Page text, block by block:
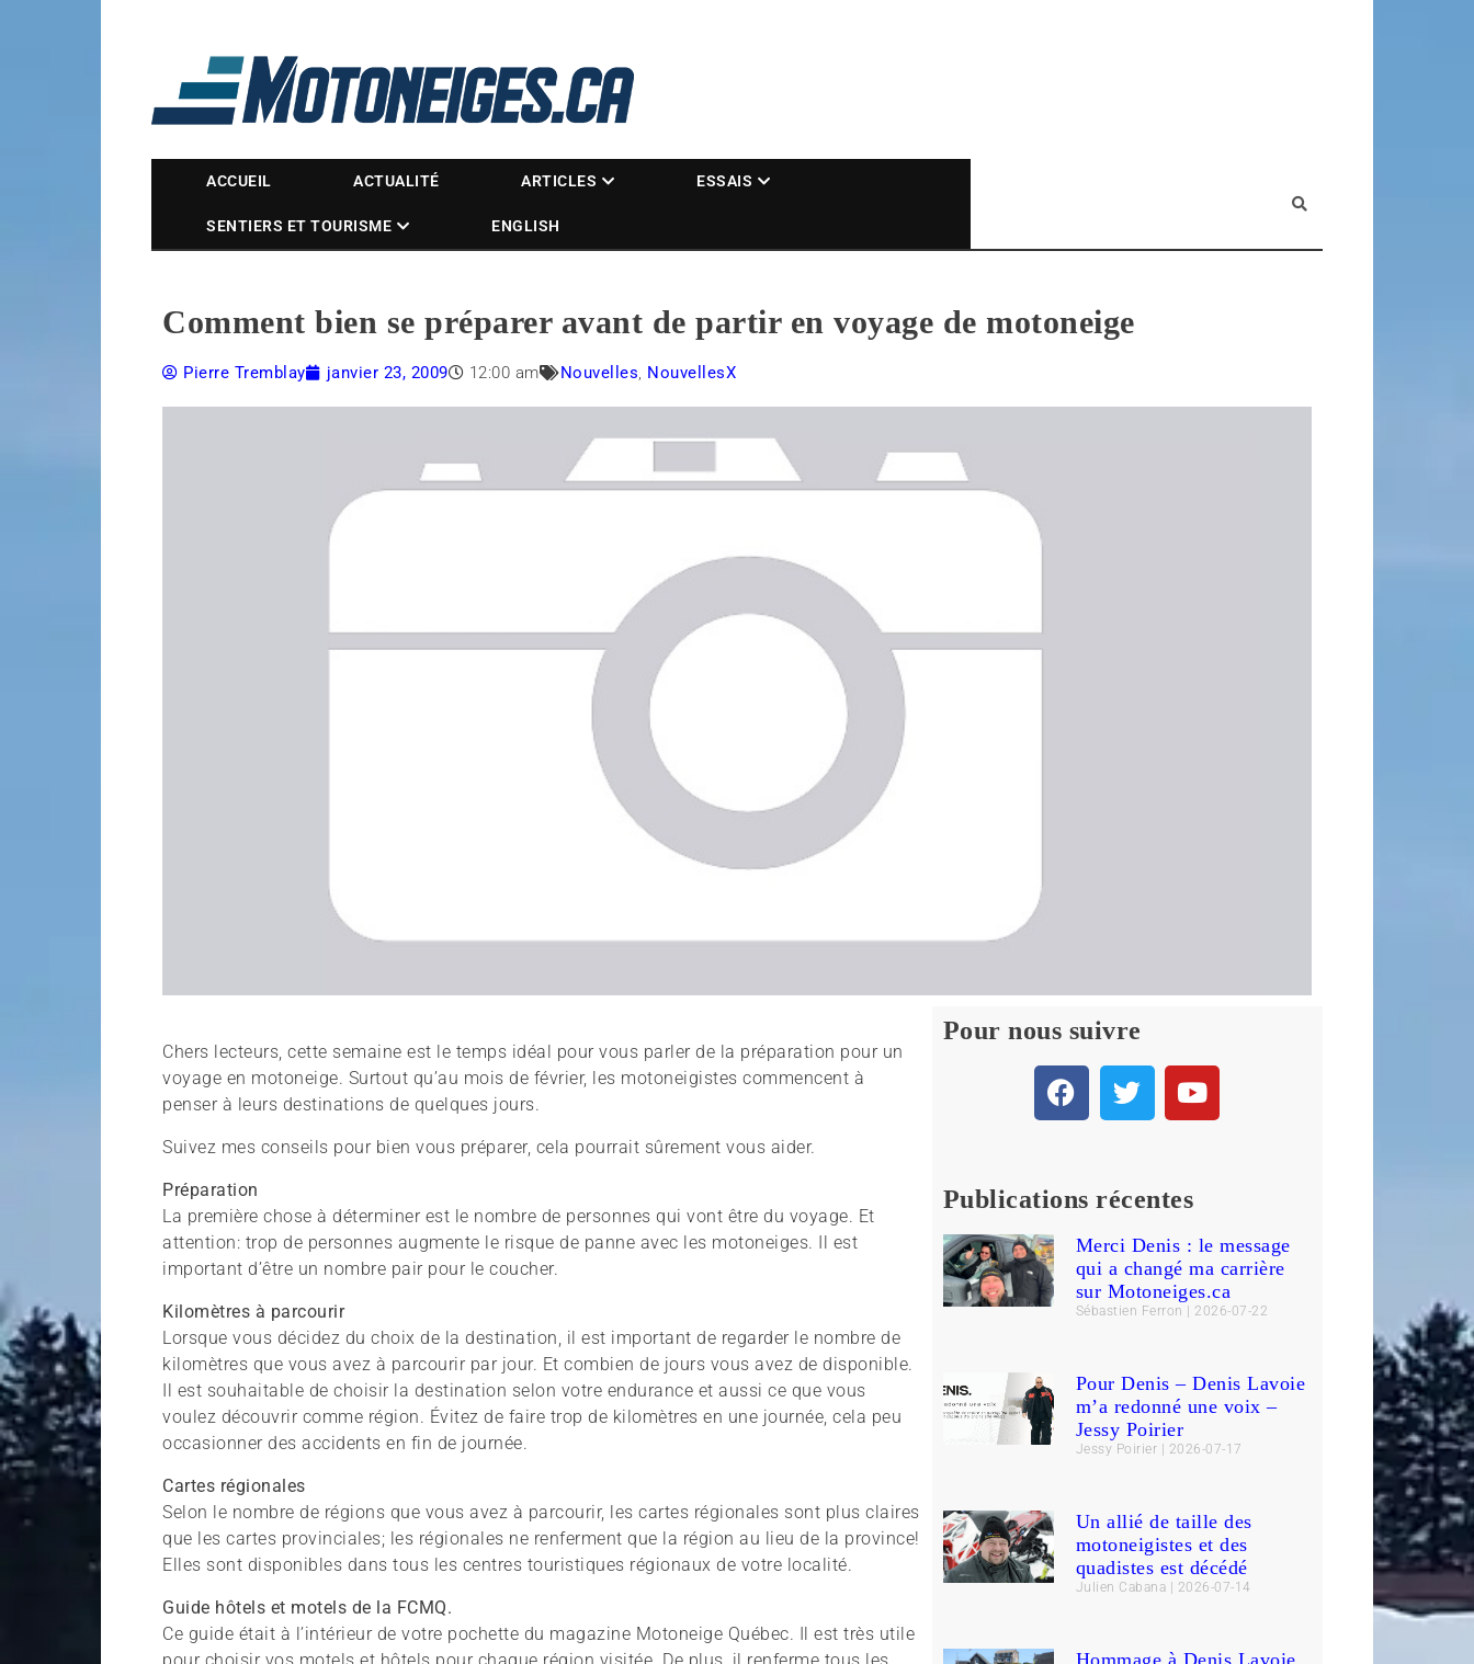
Magazine Motoneiges.ca
ACCUEIL ACTUALITÉ ARTICLES ESSAIS
SENTIERS ET TOURISME ENGLISH
Comment bien se préparer avant de partir en voyage de motoneige
Pierre Tremblay janvier 23, 2009 12:00 am Nouvelles, NouvellesX
Chers lecteurs, cette semaine est le temps idéal pour vous parler de la préparation pour un
voyage en motoneige. Surtout qu’au mois de février, les motoneigistes commencent à
penser à leurs destinations de quelques jours.
Suivez mes conseils pour bien vous préparer, cela pourrait sûrement vous aider.
Préparation
La première chose à déterminer est le nombre de personnes qui vont être du voyage. Et
attention: trop de personnes augmente le risque de panne avec les motoneiges. Il est
important d’être un nombre pair pour le coucher.
Kilomètres à parcourir
Lorsque vous décidez du choix de la destination, il est important de regarder le nombre de
kilomètres que vous avez à parcourir par jour. Et combien de jours vous avez de disponible.
Il est souhaitable de choisir la destination selon votre endurance et aussi ce que vous
voulez découvrir comme région. Évitez de faire trop de kilomètres en une journée, cela peu
occasionner des accidents en fin de journée.
Cartes régionales
Selon le nombre de régions que vous avez à parcourir, les cartes régionales sont plus claires
que les cartes provinciales; les régionales ne renferment que la région au lieu de la province!
Elles sont disponibles dans tous les centres touristiques régionaux de votre localité.
Guide hôtels et motels de la FCMQ.
Ce guide était à l’intérieur de votre pochette du magazine Motoneige Québec. Il est très utile
pour choisir vos motels et hôtels pour chaque région visitée. De plus, il renferme tous les
Pour nous suivre
Publications récentes
Merci Denis : le message
qui a changé ma carrière
sur Motoneiges.ca
Sébastien Ferron 2026-07-22
Pour Denis – Denis Lavoie
m’a redonné une voix –
Jessy Poirier
Jessy Poirier 2026-07-17
Un allié de taille des
motoneigistes et des
quadistes est décédé
Julien Cabana 2026-07-14
Hommage à Denis Lavoie,